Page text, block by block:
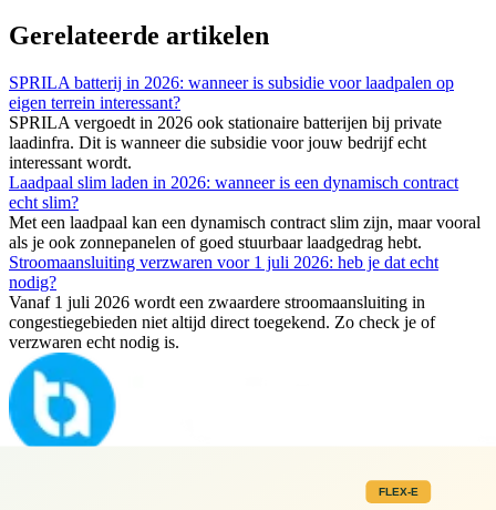
Gerelateerde artikelen
SPRILA batterij in 2026: wanneer is subsidie voor laadpalen op
eigen terrein interessant?
SPRILA vergoedt in 2026 ook stationaire batterijen bij private
laadinfra. Dit is wanneer die subsidie voor jouw bedrijf echt
interessant wordt.
Laadpaal slim laden in 2026: wanneer is een dynamisch contract
echt slim?
Met een laadpaal kan een dynamisch contract slim zijn, maar vooral
als je ook zonnepanelen of goed stuurbaar laadgedrag hebt.
Stroomaansluiting verzwaren voor 1 juli 2026: heb je dat echt
nodig?
Vanaf 1 juli 2026 wordt een zwaardere stroomaansluiting in
congestiegebieden niet altijd direct toegekend. Zo check je of
verzwaren echt nodig is.
Onafhankelijk advies voor duurzame oplossingen. Wij helpen je de